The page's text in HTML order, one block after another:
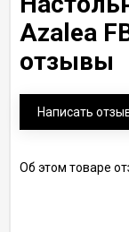
Azalea
отзывы
Написать
Об этом товаре